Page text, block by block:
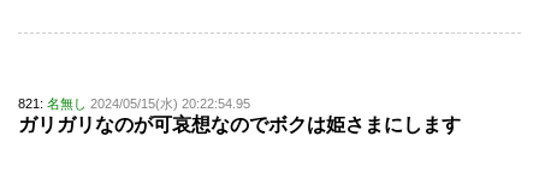
821: 名無し 2024/05/15(水) 20:22:54.95
ガリガリなのが可哀想なのでボクは姫さまにします